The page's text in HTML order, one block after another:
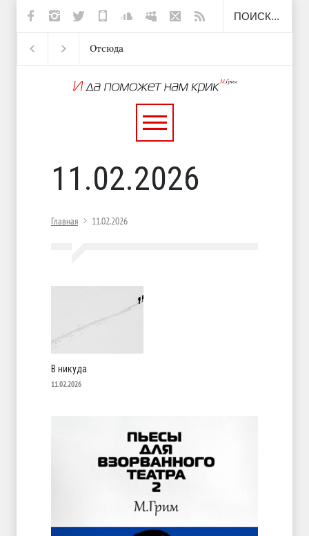
Отсюда
11.02.2026
Главная 11.02.2026
В никуда
11.02.2026